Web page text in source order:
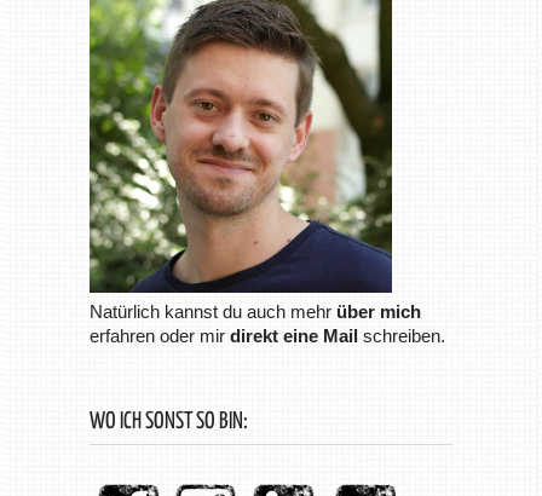
Natürlich kannst du auch mehr über mich
erfahren oder mir direkt eine Mailschreiben.
WO ICH SONST SO BIN: